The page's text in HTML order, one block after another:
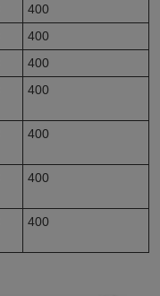
400
400
400
400
400
400
400